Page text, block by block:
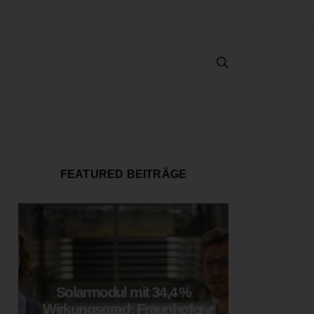
FEATURED BEITRÄGE
Solarmodul mit 34,4 %
Wirkungsgrad: Fraunhofer